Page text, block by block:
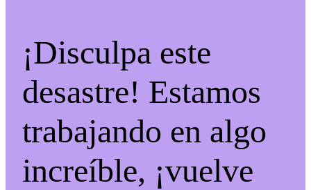
¡Disculpa este
desastre! Estamos
trabajando en algo
increíble, ¡vuelve